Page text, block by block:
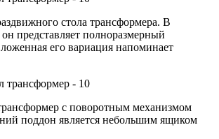
стола трансформера. В
представляет полноразмерный
его вариация напоминает
с поворотным механизмом
поддон является небольшим ящиком